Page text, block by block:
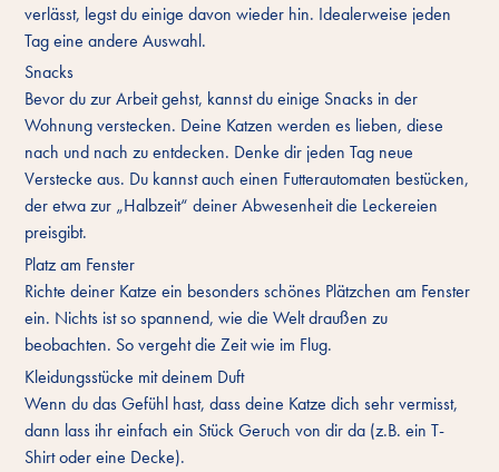
verlässt, legst du einige davon wieder hin. Idealerweise jeden
Tag eine andere Auswahl.
Snacks
Bevor du zur Arbeit gehst, kannst du einige Snacks in der
Wohnung verstecken. Deine Katzen werden es lieben, diese
nach und nach zu entdecken. Denke dir jeden Tag neue
Verstecke aus. Du kannst auch einen Futterautomaten bestücken,
der etwa zur „Halbzeit“ deiner Abwesenheit die Leckereien
preisgibt.
Platz am Fenster
Richte deiner Katze ein besonders schönes Plätzchen am Fenster
ein. Nichts ist so spannend, wie die Welt draußen zu
beobachten. So vergeht die Zeit wie im Flug.
Kleidungsstücke mit deinem Duft
Wenn du das Gefühl hast, dass deine Katze dich sehr vermisst,
dann lass ihr einfach ein Stück Geruch von dir da (z.B. ein T-
Shirt oder eine Decke).